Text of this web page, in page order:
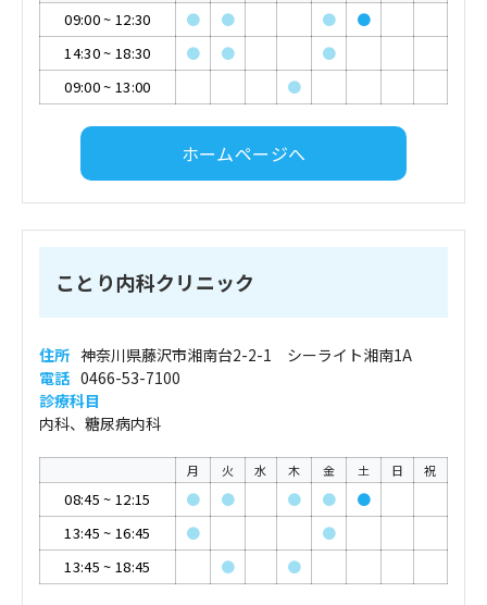
09:00~ 12:30 ● ● ●
●
14:30~ 18:30 ● ●
●
09:00~ 13:00 ●
ホームページへ
ことり内科クリニック
住所 神奈川県藤沢市湘南台2-2-1 シーライト湘南1A
電話 0466-53-7100
診療科目
内科、糖尿病内科
月 火 水 木 金 土 日 祝
08:45 ~ 12:15 ● ● ● ●
●
13:45 ~ 16:45 ●
●
13:45 ~ 18:45 ● ●